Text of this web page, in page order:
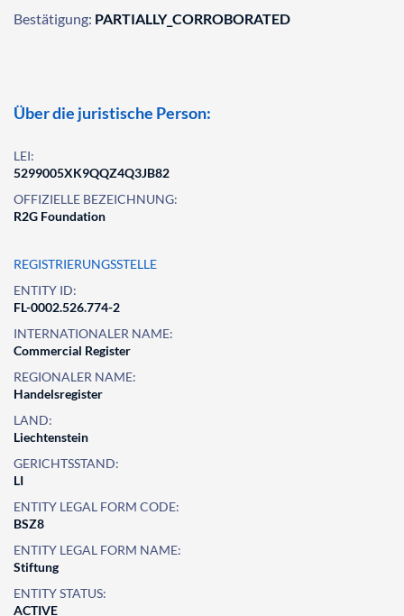
Bestätigung: PARTIALLY_CORROBORATED
Über die juristische Person:
LEI:
5299005XK9QQZ4Q3JB82
OFFIZIELLE BEZEICHNUNG:
R2G Foundation
REGISTRIERUNGSSTELLE
ENTITY ID:
FL-0002.526.774-2
INTERNATIONALER NAME:
Commercial Register
REGIONALER NAME:
Handelsregister
LAND:
Liechtenstein
GERICHTSSTAND:
LI
ENTITY LEGAL FORM CODE:
BSZ8
ENTITY LEGAL FORM NAME:
Stiftung
ENTITY STATUS:
ACTIVE